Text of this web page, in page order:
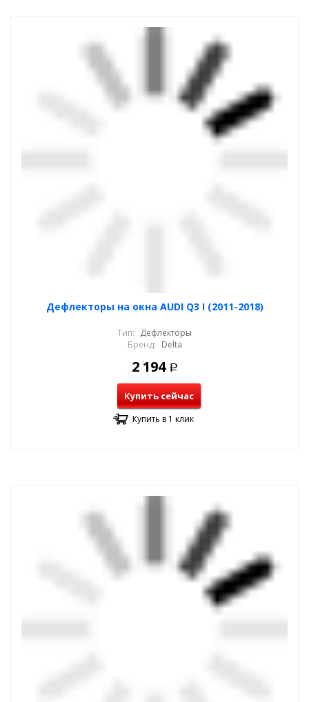
Дефлекторы на окна AUDI Q3 I (2011-2018)
Тип: Дефлекторы
Бренд: Delta
2 194 Р
Купить сейчас
Купить в 1 клик